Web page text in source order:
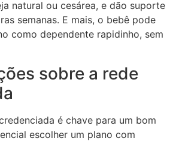
natural ou cesárea, e dão suporte
semanas. E mais, o bebê pode
como dependente rapidinho, sem
sobre a rede
é chave para um bom
escolher um plano com